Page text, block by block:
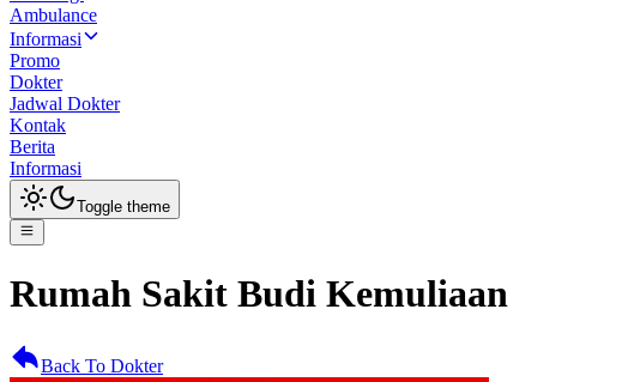
Ambulance
Informasi
Promo
Dokter
Jadwal Dokter
Kontak
Berita
Informasi
Toggle theme
Rumah Sakit Budi Kemuliaan
Back To Dokter